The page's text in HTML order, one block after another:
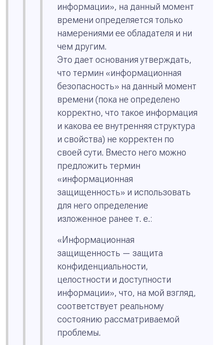
информации», на данный момент
времени определяется только
намерениями ее обладателя и ни
чем другим.
Это дает основания утверждать,
что термин «информационная
безопасность» на данный момент
времени (пока не определено
корректно, что такое информация
и какова ее внутренняя структура
и свойства) не корректен по
своей сути. Вместо него можно
предложить термин
«информационная
защищенность» и использовать
для него определение
изложенное ранее т. е.:
«Информационная
защищенность — защита
конфиденциальности,
целостности и доступности
информации», что, на мой взгляд,
соответствует реальному
состоянию рассматриваемой
проблемы.